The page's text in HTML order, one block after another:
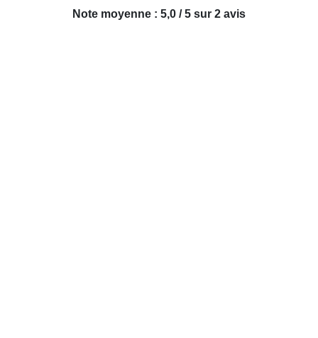
Note moyenne : 5,0 / 5 sur 2 avis